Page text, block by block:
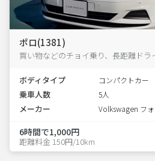
ポロ(1381)
買い物などのチョイ乗り、長距離ドラ
ボディタイプ コンパクトカー
乗車人数 5人
メーカー Volkswagen フ
6時間で1,000円
距離料金 150円/10km